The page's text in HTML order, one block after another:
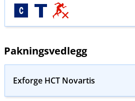
Pakningsvedlegg
Exforge HCT Novartis